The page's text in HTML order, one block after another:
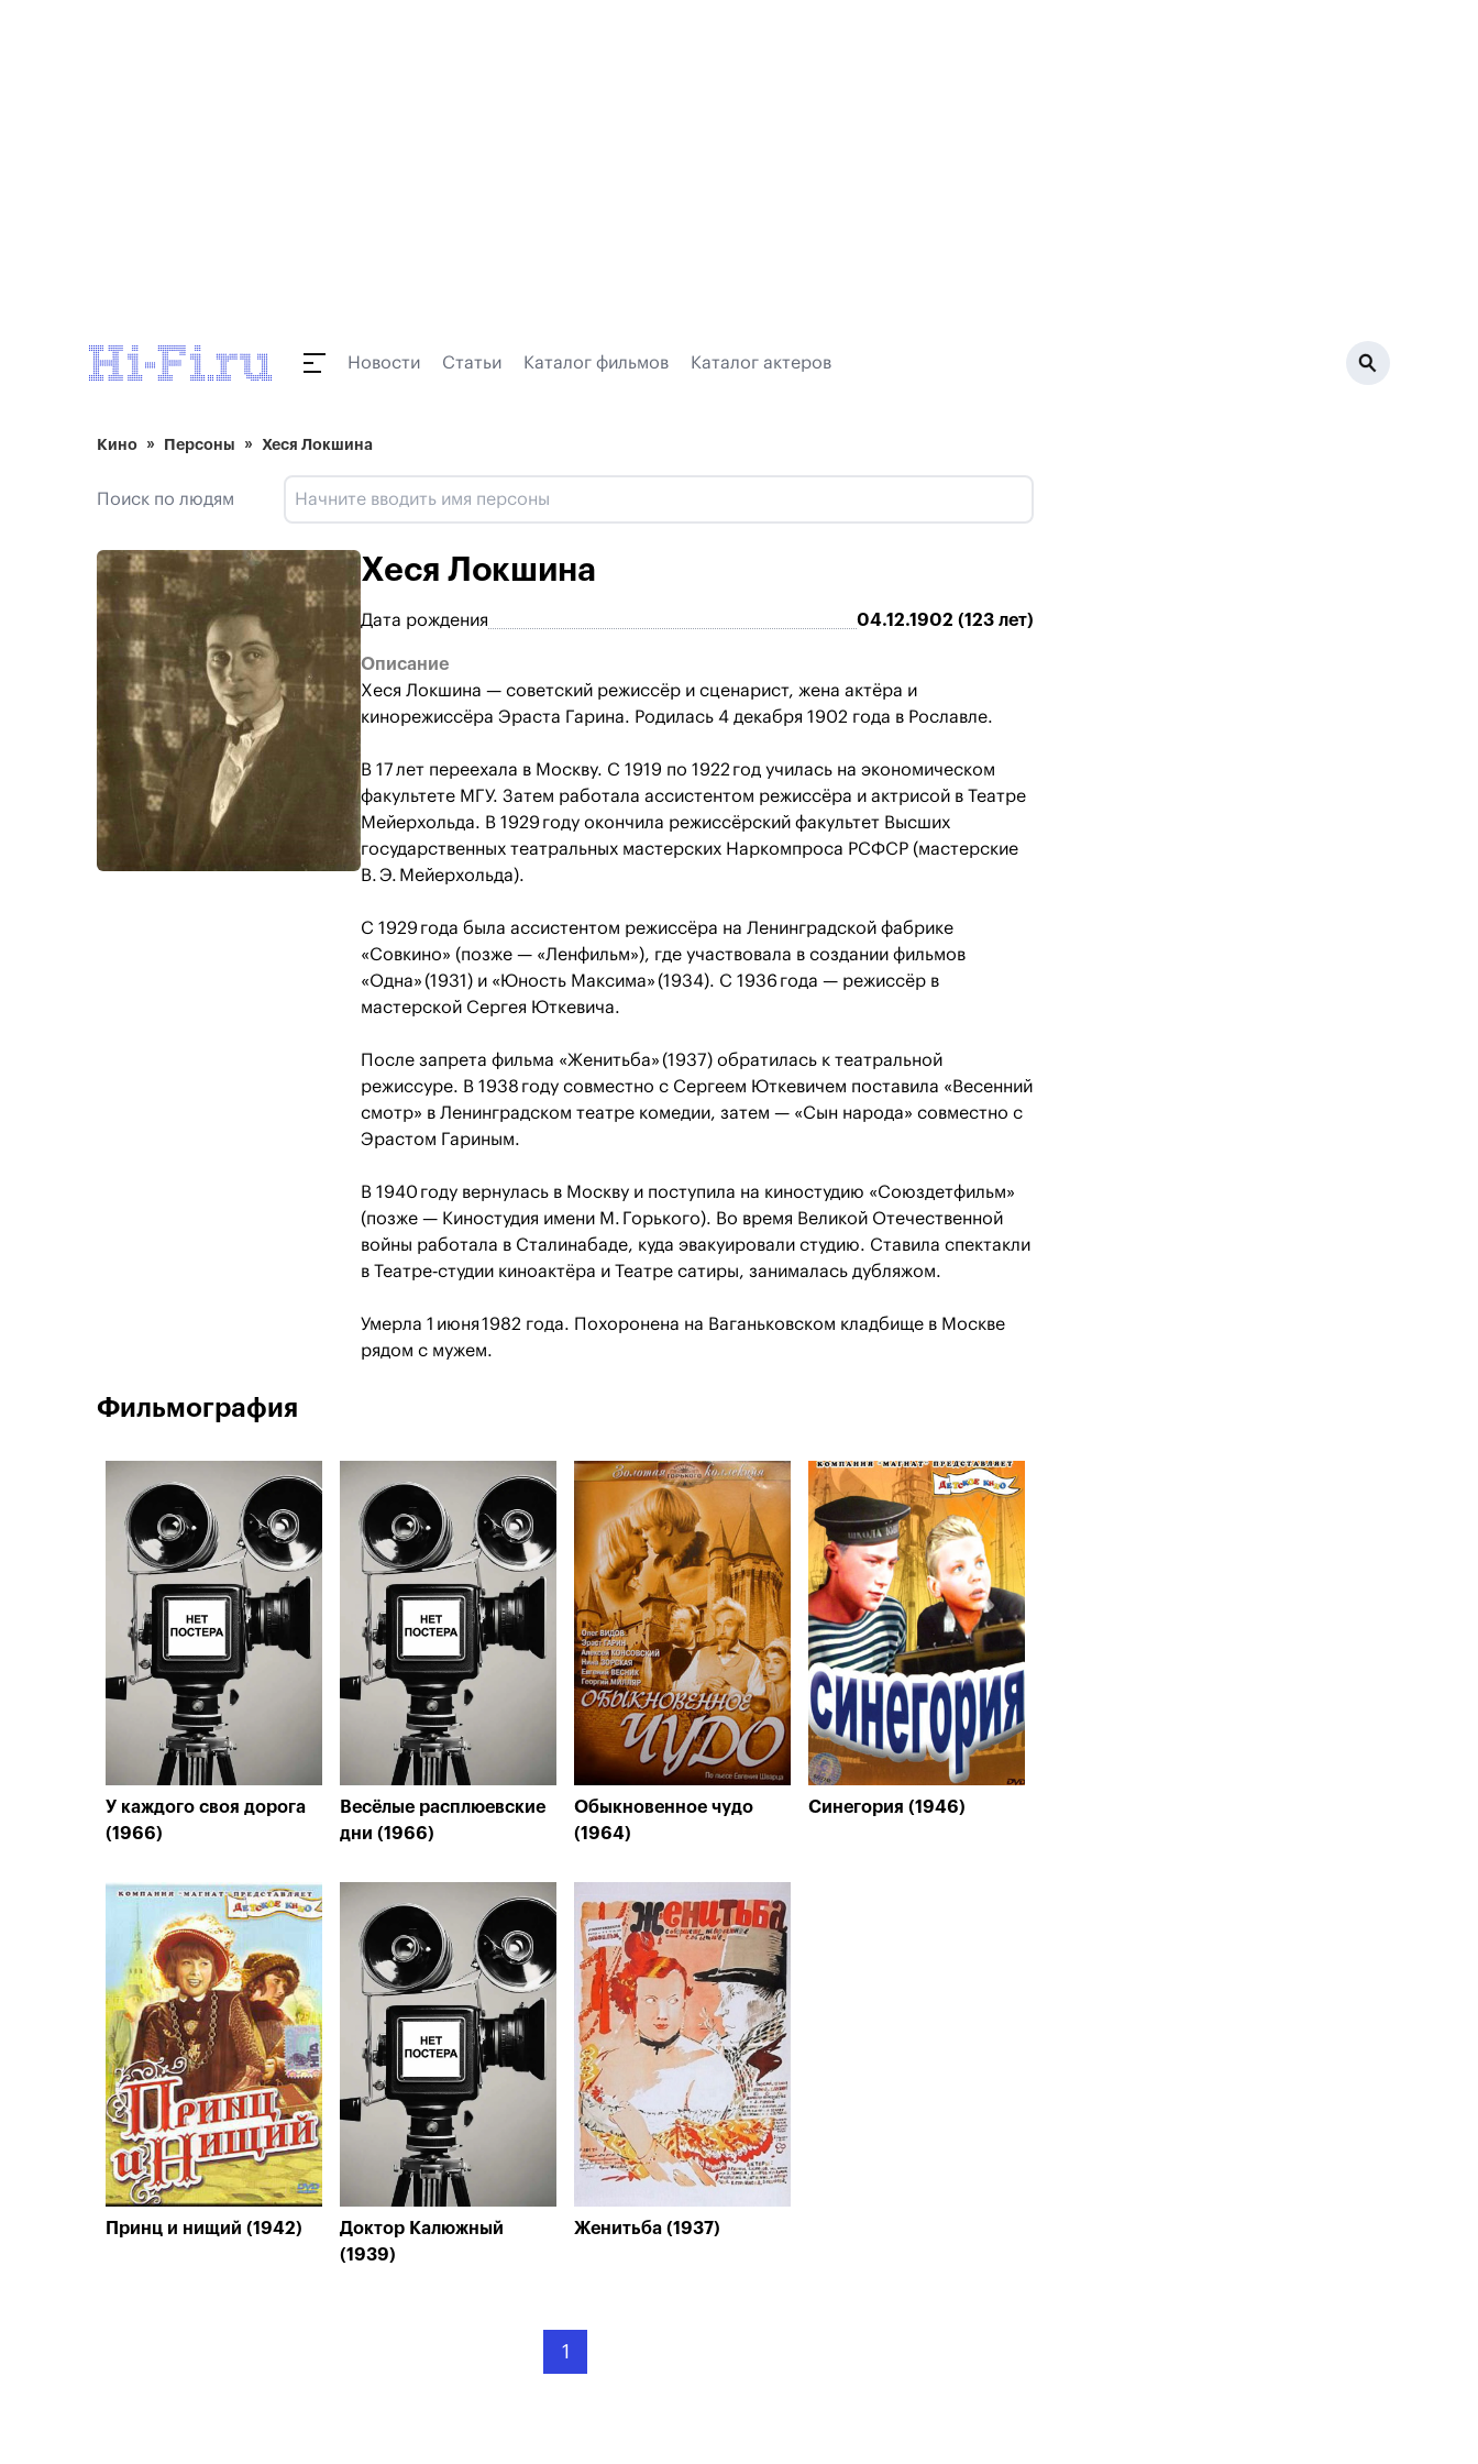
Новости Статьи Каталог фильмов Каталог актеров
Кино Персоны Хеся Локшина
Поиск по людям
Хеся Локшина
Дата рождения 04.12.1902 (123 лет)
Описание
Хеся Локшина — советский режиссёр и сценарист, жена актёра и
кинорежиссёра Эраста Гарина. Родилась 4 декабря 1902 года в Рославле.
В 17 лет переехала в Москву. С 1919 по 1922 год училась на экономическом
факультете МГУ. Затем работала ассистентом режиссёра и актрисой в Театре
Мейерхольда. В 1929 году окончила режиссёрский факультет Высших
государственных театральных мастерских Наркомпроса РСФСР (мастерские
В. Э. Мейерхольда).
С 1929 года была ассистентом режиссёра на Ленинградской фабрике
«Совкино» (позже — «Ленфильм»), где участвовала в создании фильмов
«Одна» (1931) и «Юность Максима» (1934). С 1936 года — режиссёр в
мастерской Сергея Юткевича.
После запрета фильма «Женитьба» (1937) обратилась к театральной
режиссуре. В 1938 году совместно с Сергеем Юткевичем поставила «Весенний
смотр» в Ленинградском театре комедии, затем — «Сын народа» совместно с
Эрастом Гариным.
В 1940 году вернулась в Москву и поступила на киностудию «Союздетфильм»
(позже — Киностудия имени М. Горького). Во время Великой Отечественной
войны работала в Сталинабаде, куда эвакуировали студию. Ставила спектакли
в Театре‑студии киноактёра и Театре сатиры, занималась дубляжом.
Умерла 1 июня 1982 года. Похоронена на Ваганьковском кладбище в Москве
рядом с мужем.
Фильмография
У каждого своя дорога
(1966)
Весёлые расплюевские
дни (1966)
Обыкновенное чудо
(1964)
Синегория (1946)
Принц и нищий (1942)
Доктор Калюжный
(1939)
Женитьба (1937)
1